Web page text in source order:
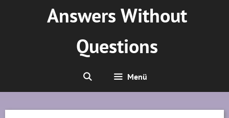
Answers Without
Questions
Menü